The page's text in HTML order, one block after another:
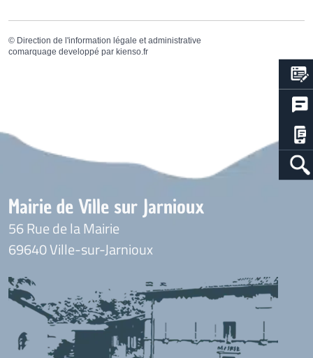
© Direction de l'information légale et administrative
comarquage developpé par kienso.fr
Mairie de Ville sur Jarnioux
56 Rue de la Mairie
69640 Ville-sur-Jarnioux